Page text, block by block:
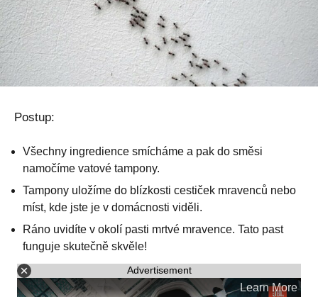
Postup:
Všechny ingredience smícháme a pak do směsi
namočíme vatové tampony.
Tampony uložíme do blízkosti cestiček mravenců nebo
míst, kde jste je v domácnosti viděli.
Ráno uvidíte v okolí pasti mrtvé mravence. Tato past
funguje skutečně skvěle!
Advertisement